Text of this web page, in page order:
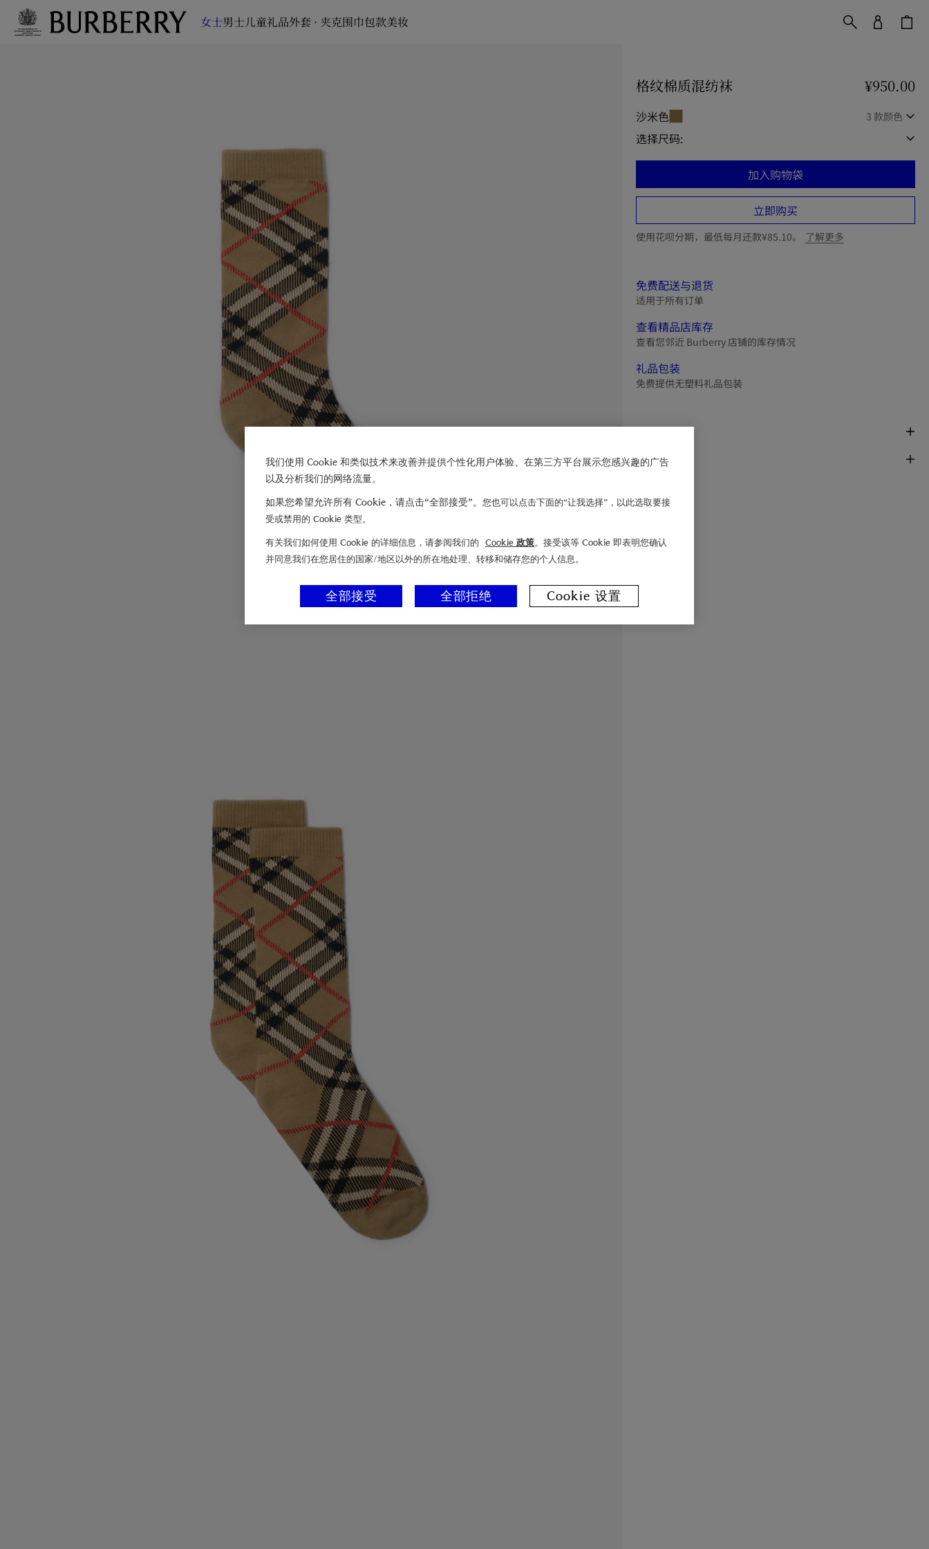
女士男士儿童礼品外套 · 夹克围巾包款美妆
格纹棉质混纺袜 ¥950.00
沙米色 3 款颜色
选择尺码:
加入购物袋
立即购买
使用花呗分期，最低每月还款¥85.10。 了解更多
免费配送与退货
适用于所有订单
查看精品店库存
查看您邻近 Burberry 店铺的库存情况
礼品包装
免费提供无塑料礼品包装
商品描述
面料与保养
我们使用 Cookie 和类似技术来改善并提供个性化用户体验、在第三方平台展示您感兴趣的广告
以及分析我们的网络流量。
如果您希望允许所有 Cookie，请点击“全部接受”。 您也可以点击下面的“让我选择”，以此选取要接
受或禁用的 Cookie 类型。
有关我们如何使用 Cookie 的详细信息，请参阅我们的 Cookie 政策。接受该等 Cookie 即表明您确认
并同意我们在您居住的国家/地区以外的所在地处理、转移和储存您的个人信息。
全部拒绝
全部接受 Cookie 设置